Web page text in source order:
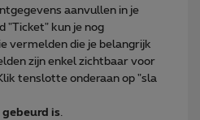
aanvullen in je
"Ticket" kun je nog
vermelden die je belangrijk
zijn enkel zichtbaar voor
tenslotte onderaan op "sla
is